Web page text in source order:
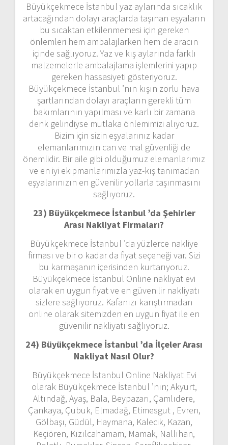
Büyükçekmece İstanbul yaz aylarında sıcaklık
artacağından dolayı araçlarda taşınan eşyaların
bu sıcaktan etkilenmemesi için gereken
önlemleri hem ambalajlarken hem de aracın
içinde sağlıyoruz. Yaz ve kış aylarında farklı
malzemelerle ambalajlama işlemlerini yapıp
gereken hassasiyeti gösteriyoruz.
Büyükçekmece İstanbul ’nın kışın zorlu hava
şartlarından dolayı araçların gerekli tüm
bakımlarının yapılması ve karlı bir zamana
denk gelindiyse mutlaka önlemimizi alıyoruz.
Bizim için sizin eşyalarınız kadar
elemanlarımızın can ve mal güvenliği de
önemlidir. Bir aile gibi olduğumuz elemanlarımız
ve en iyi ekipmanlarımızla yaz-kış tanımadan
eşyalarınızın en güvenilir yollarla taşınmasını
sağlıyoruz.
23) Büyükçekmece İstanbul ’da Şehirler
Arası Nakliyat Firmaları?
Büyükçekmece İstanbul ’da yüzlerce nakliye
firması ve bir o kadar da fiyat seçeneği var. Sizi
bu karmaşanın içerisinden kurtarıyoruz.
Büyükçekmece İstanbul Online nakliyat evi
olarak en uygun fiyat ve en güvenilir nakliyatı
sizlere sağlıyoruz. Kafanızı karıştırmadan
online olarak sitemizden en uygun fiyat ile en
güvenilir nakliyatı sağlıyoruz.
24) Büyükçekmece İstanbul ’da İlçeler Arası
Nakliyat Nasıl Olur?
Büyükçekmece İstanbul Online Nakliyat Evi
olarak Büyükçekmece İstanbul ’nın; Akyurt,
Altındağ, Ayaş, Bala, Beypazarı, Çamlıdere,
Çankaya, Çubuk, Elmadağ, Etimesgut , Evren,
Gölbaşı, Güdül, Haymana, Kalecik, Kazan,
Keçiören, Kızılcahamam, Mamak, Nallıhan,